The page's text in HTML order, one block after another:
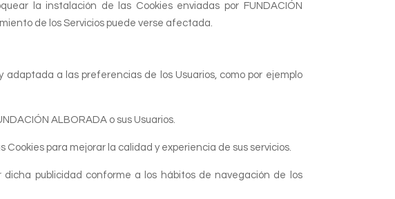
la instalación de las Cookies enviadas por FUNDACIÓN
de los Servicios puede verse afectada.
a las preferencias de los Usuarios, como por ejemplo
ALBORADA o sus Usuarios.
para mejorar la calidad y experiencia de sus servicios.
publicidad conforme a los hábitos de navegación de los